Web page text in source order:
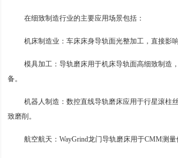
在细致制造行业的主要应用场景包括：
机床制造业：车床床身导轨面光整加工，直接影
模具加工：导轨磨床用于机床导轨面高细致制造
备。
机器人制造：数控直线导轨磨床应用于行星滚柱
致磨削。
航空航天：WayGrind龙门导轨磨床用于CMM测量